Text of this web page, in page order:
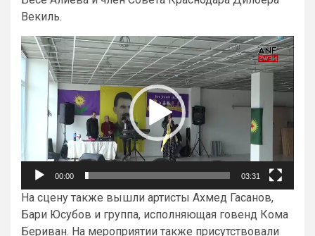
Векиль.
Видеоплеер
00:00 03:31
На сцену также вышли артисты Ахмед Гасанов,
Бари Юсубов и группа, исполняющая говенд Кома
Бериван. На мероприятии также присутствовали